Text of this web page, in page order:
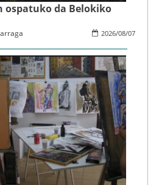
ospatuko da Belokiko
2026/08/07